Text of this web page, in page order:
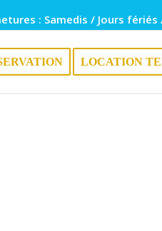
: Samedis / Jours fériés
LOCATION